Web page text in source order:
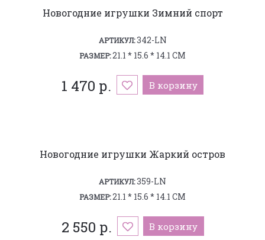
Новогодние игрушки Зимний спорт
АРТИКУЛ:342-LN
РАЗМЕР:21.1 * 15.6 * 14.1 СМ
1 470 р. В корзину
Новогодние игрушки Жаркий остров
АРТИКУЛ:359-LN
РАЗМЕР:21.1 * 15.6 * 14.1 СМ
2 550 р. В корзину